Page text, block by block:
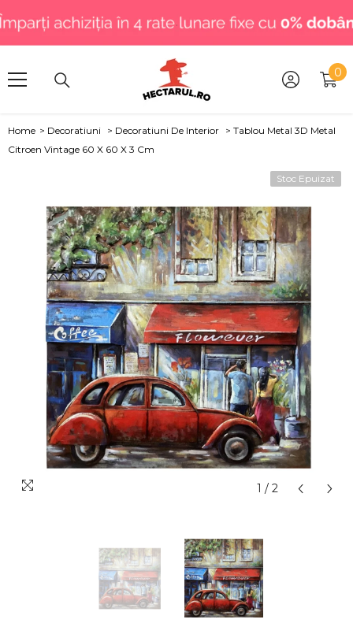
.
00
Home > Decoratiuni > Decoratiuni De Interior > Tablou Metal 3D Metal
Citroen Vintage 60 X 60 X 3 Cm
Stoc Epuizat
1 / 2